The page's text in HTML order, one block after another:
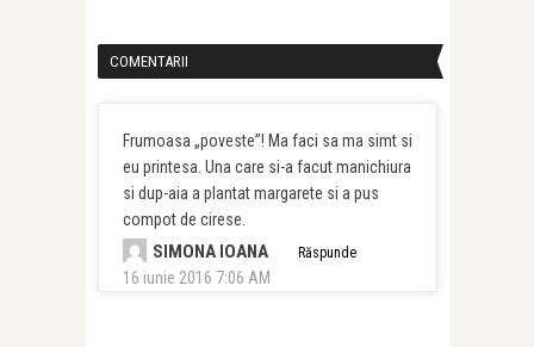
COMENTARII
Frumoasa „poveste”! Ma faci sa ma simt si
eu printesa. Una care si-a facut manichiura
si dup-aia a plantat margarete si a pus
compot de cirese.
SIMONA IOANA
16 iunie 2016 7:06 AM
Răspunde